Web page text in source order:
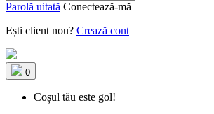
Parolă uitată Conectează-mă
Ești client nou? Crează cont
0
Coșul tău este gol!